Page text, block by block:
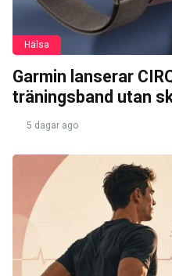
Hälsa
Garmin lanserar
träningsband utan
5 dagar ago